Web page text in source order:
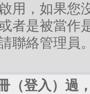
用，如果您
者是被當作
聯絡管理員
（登入）過